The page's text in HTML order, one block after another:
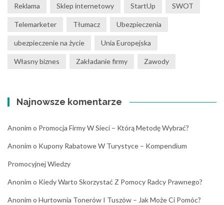
Reklama Sklep internetowy StartUp SWOT
Telemarketer Tłumacz Ubezpieczenia
ubezpieczenie na życie Unia Europejska
Własny biznes Zakładanie firmy Zawody
Najnowsze komentarze
Anonim o Promocja Firmy W Sieci – Którą Metodę Wybrać?
Anonim o Kupony Rabatowe W Turystyce – Kompendium
Promocyjnej Wiedzy
Anonim o Kiedy Warto Skorzystać Z Pomocy Radcy Prawnego?
Anonim o Hurtownia Tonerów I Tuszów – Jak Może Ci Pomóc?